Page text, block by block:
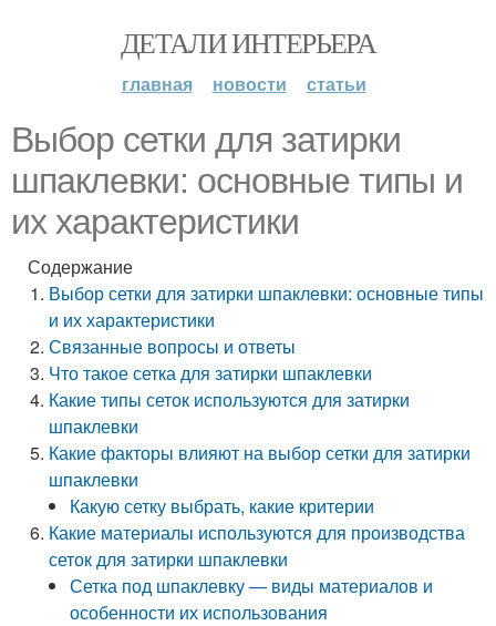
ДЕТАЛИ ИНТЕРЬЕРА
главная новости статьи
Выбор сетки для затирки
шпаклевки: основные типы и
их характеристики
Содержание
Выбор сетки для затирки шпаклевки: основные типы
и их характеристики
Связанные вопросы и ответы
Что такое сетка для затирки шпаклевки
Какие типы сеток используются для затирки
шпаклевки
Какие факторы влияют на выбор сетки для затирки
шпаклевки
Какую сетку выбрать, какие критерии
Какие материалы используются для производства
сеток для затирки шпаклевки
Сетка под шпаклевку — виды материалов и
особенности их использования